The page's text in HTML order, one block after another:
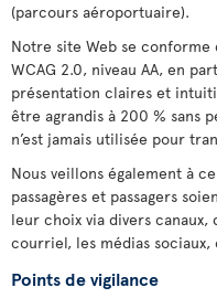
(parcours aéroportuaire).
Notre site Web se conforme
WCAG 2.0, niveau AA, en
présentation claires et
être agrandis à 200 % sans
n’est jamais utilisée pour
Nous veillons également à
passagères et passagers
leur choix via divers
courriel, les médias
Points de vigilance